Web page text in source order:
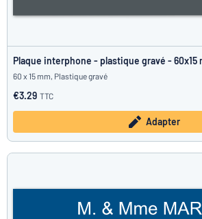
Plaque interphone - plastique gravé - 60x15
60 x 15 mm, Plastique gravé
€3.29 TTC
Adapter